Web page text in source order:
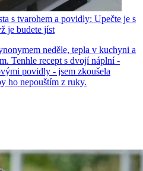
s tvarohem a povidly: Upečte je s
je budete jíst
neděle, tepla v kuchyni a
Tenhle recept s dvojí náplní -
povidly - jsem zkoušela
ho nepouštím z ruky.